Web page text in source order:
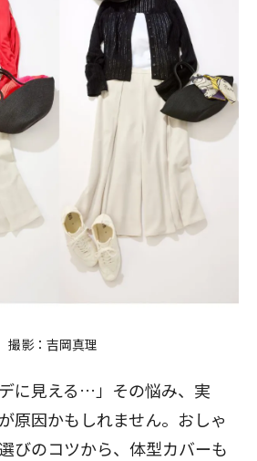
撮影：吉岡真理
に見える…」その悩み、実
原因かもしれません。おしゃ
びのコツから、体型カバーも